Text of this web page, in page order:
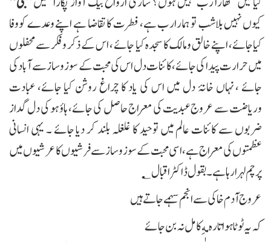
کیوں نہیں بلاشب تو ہمارارب ہے، فطرت کا تقاضا ہے اپنے وعدے کووفا
کیاجائے، اپنے خالق ومالک کا سجدہ کیا جائے ، اس کے ذکر وفکر سے محفلوں
میں حرارت پیدا کی جائے ،کائنات دل اس کی محبت کے سوز و ساز سے آباد کی
جائے ، نہاں خانۂ دل میں اس کی یاد کا چراغ روشن کیا جائے، عبادت
وریاضت سے عروج عبدیت کی معراج حاصل کی جائے، ہاؤ ہو کی دل گداز
ضربوں سے کائنات عالم میں توحید کا غلغلہ بلند کر دیا جائے ۔ یہی انسانی
عظمتوں کی معراج ہے، اسی محبت کے سوز و ساز سے فرشیوں کاعرشیوں میں
پرچم لہرارہا ہے۔ بقول ڈاکٹر اقبال؂
عروج آدم خاکی سے انجم سہمے جاتے ہیں
کہ یہ ٹوٹا ہوا تاره مه ِکامل نہ بن جائے